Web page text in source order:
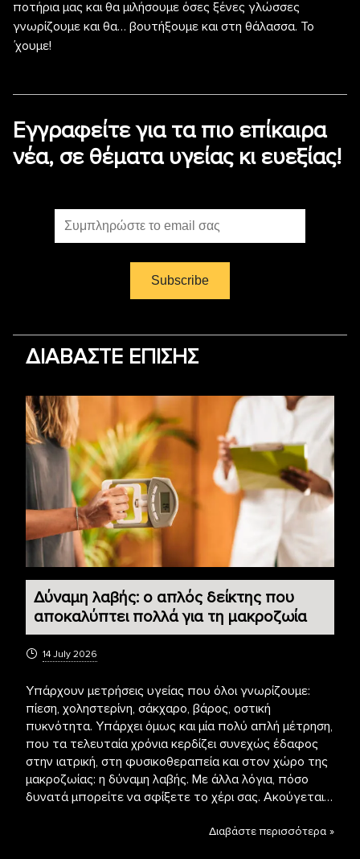
ποτήρια μας και θα μιλήσουμε όσες ξένες γλώσσες
γνωρίζουμε και θα… βουτήξουμε και στη θάλασσα. Το
΄χουμε!
Εγγραφείτε για τα πιο επίκαιρα
νέα, σε θέματα υγείας κι ευεξίας!
ΔΙΑΒΑΣΤΕ ΕΠΙΣΗΣ
Δύναμη λαβής: ο απλός δείκτης που
αποκαλύπτει πολλά για τη μακροζωία
14 July 2026
Υπάρχουν μετρήσεις υγείας που όλοι γνωρίζουμε:
πίεση, χοληστερίνη, σάκχαρο, βάρος, οστική
πυκνότητα. Υπάρχει όμως και μία πολύ απλή μέτρηση,
που τα τελευταία χρόνια κερδίζει συνεχώς έδαφος
στην ιατρική, στη φυσικοθεραπεία και στον χώρο της
μακροζωίας: η δύναμη λαβής. Με άλλα λόγια, πόσο
δυνατά μπορείτε να σφίξετε το χέρι σας. Ακούγεται…
Διαβάστε περισσότερα »